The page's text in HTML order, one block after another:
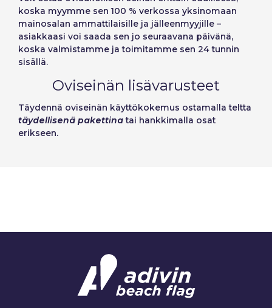
koska myymme sen 100 % verkossa yksinomaan
mainosalan ammattilaisille ja jälleenmyyjille –
asiakkaasi voi saada sen jo seuraavana päivänä,
koska valmistamme ja toimitamme sen 24 tunnin
sisällä.
Ovi­seinän lisävarusteet
Täydennä ovi­seinän käyttökokemus ostamalla teltta
täydellisenä pakettinatai hankkimalla osat
erikseen.